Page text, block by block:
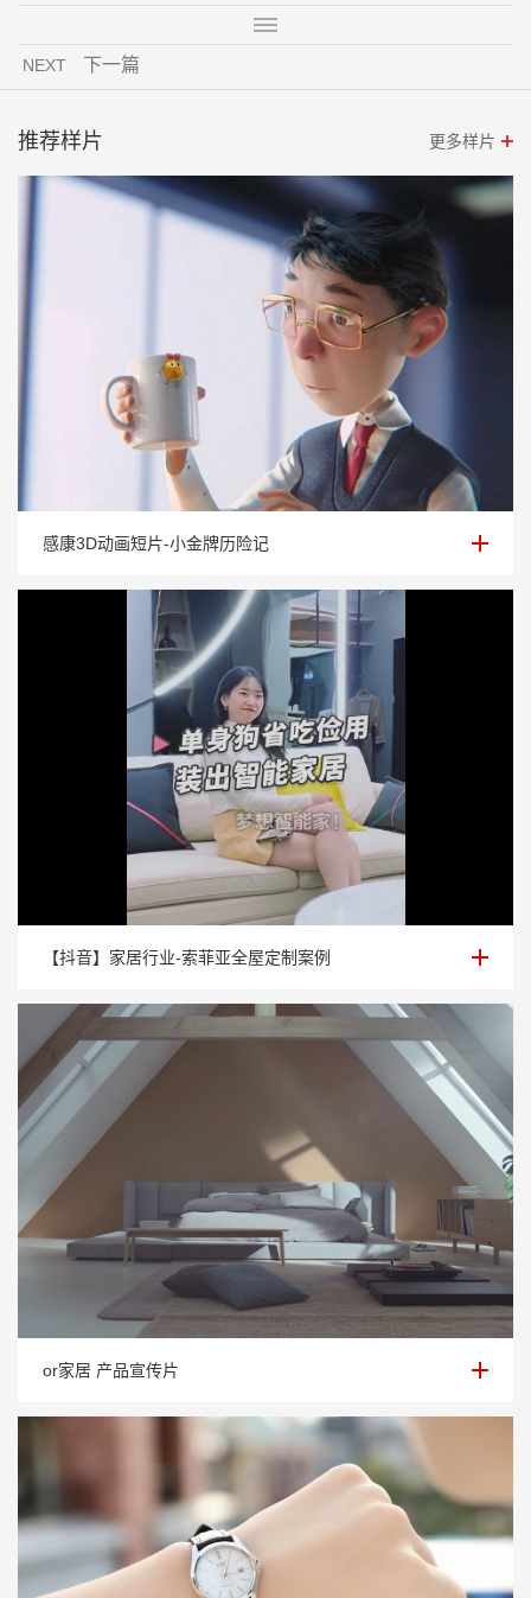
NEXT 下一篇
推荐样片 更多样片
感康3D动画短片-小金牌历险记
感康3D动画短片-小金牌历险记
【抖音】家居行业-索菲亚全屋定制案例
【抖音】家居行业-索菲亚全屋定制案例
or家居 产品宣传片
or家居 产品宣传片